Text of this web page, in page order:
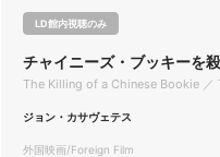
LD館内視聴のみ
チャイニーズ・ブッキーを
The Killing of a Chinese Bookie
ジョン・カサヴェテス
外国映画/Foreign Film